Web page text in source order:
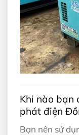
Khi nào bạn
phát điện
Bạn nên sử